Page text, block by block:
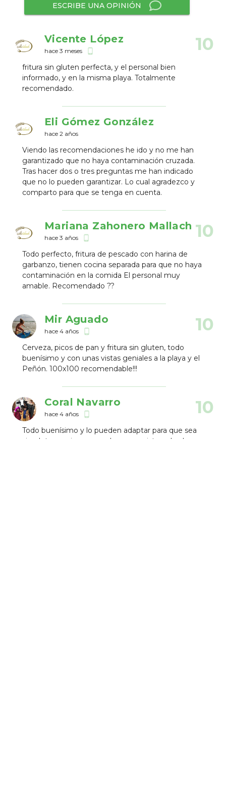
ESCRIBE UNA OPINIÓN
Vicente López
hace 3 meses phone_android 10
fritura sin gluten perfecta, y el personal bien
informado, y en la misma playa. Totalmente
recomendado.
Eli Gómez González
hace 2 años
Viendo las recomendaciones he ido y no me han
garantizado que no haya contaminación cruzada.
Tras hacer dos o tres preguntas me han indicado
que no lo pueden garantizar. Lo cual agradezco y
comparto para que se tenga en cuenta.
Mariana Zahonero Mallach
hace 3 años phone_android 10
Todo perfecto, fritura de pescado con harina de
garbanzo, tienen cocina separada para que no haya
contaminación en la comida El personal muy
amable. Recomendado ??
Mir Aguado
hace 4 años phone_android 10
Cerveza, picos de pan y fritura sin gluten, todo
buenísimo y con unas vistas geniales a la playa y el
Peñón. 100x100 recomendable!!!
Coral Navarro
hace 4 años phone_android 10
Todo buenísimo y lo pueden adaptar para que sea
sin gluten, raciones grandes y con vistas a la playa.